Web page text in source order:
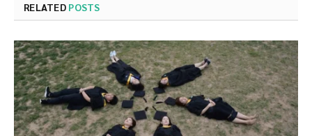
RELATED POSTS